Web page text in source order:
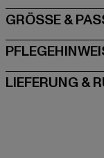
GRÖSSE
LIEFERUNG &